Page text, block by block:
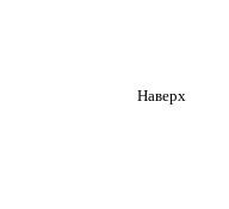
Наверх